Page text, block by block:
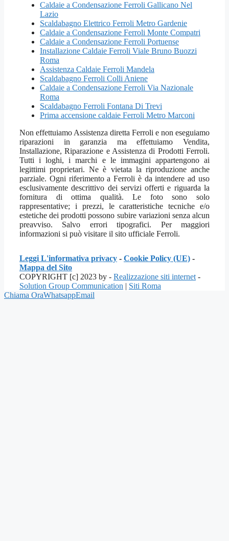
Caldaie a Condensazione Ferroli Gallicano Nel
Lazio
Scaldabagno Elettrico Ferroli Metro Gardenie
Caldaie a Condensazione Ferroli Monte Compatri
Caldaie a Condensazione Ferroli Portuense
Installazione Caldaie Ferroli Viale Bruno Buozzi
Roma
Assistenza Caldaie Ferroli Mandela
Scaldabagno Ferroli Colli Aniene
Caldaie a Condensazione Ferroli Via Nazionale
Roma
Scaldabagno Ferroli Fontana Di Trevi
Prima accensione caldaie Ferroli Metro Marconi
Non effettuiamo Assistenza diretta Ferroli e non eseguiamo
riparazioni in garanzia ma effettuiamo Vendita,
Installazione, Riparazione e Assistenza di Prodotti Ferroli.
Tutti i loghi, i marchi e le immagini appartengono ai
legittimi proprietari. Ne è vietata la riproduzione anche
parziale. Ogni riferimento a Ferroli è da intendere ad uso
esclusivamente descrittivo dei servizi offerti e riguarda la
fornitura di ottima qualità. Le foto sono solo
rappresentative; i prezzi, le caratteristiche tecniche e/o
estetiche dei prodotti possono subire variazioni senza alcun
preavviso. Salvo errori tipografici. Per maggiori
informazioni si può visitare il sito ufficiale Ferroli.
Leggi L'informativa privacy - Cookie Policy (UE) -
Mappa del Sito
COPYRIGHT [c] 2023 by - Realizzazione siti internet -
Solution Group Communication | Siti Roma
Chiama OraWhatsappEmail